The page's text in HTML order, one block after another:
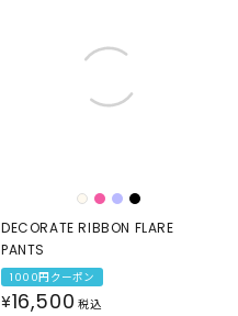
DECORATE RIBBON FLARE
PANTS
1000円クーポン
¥16,500 税込